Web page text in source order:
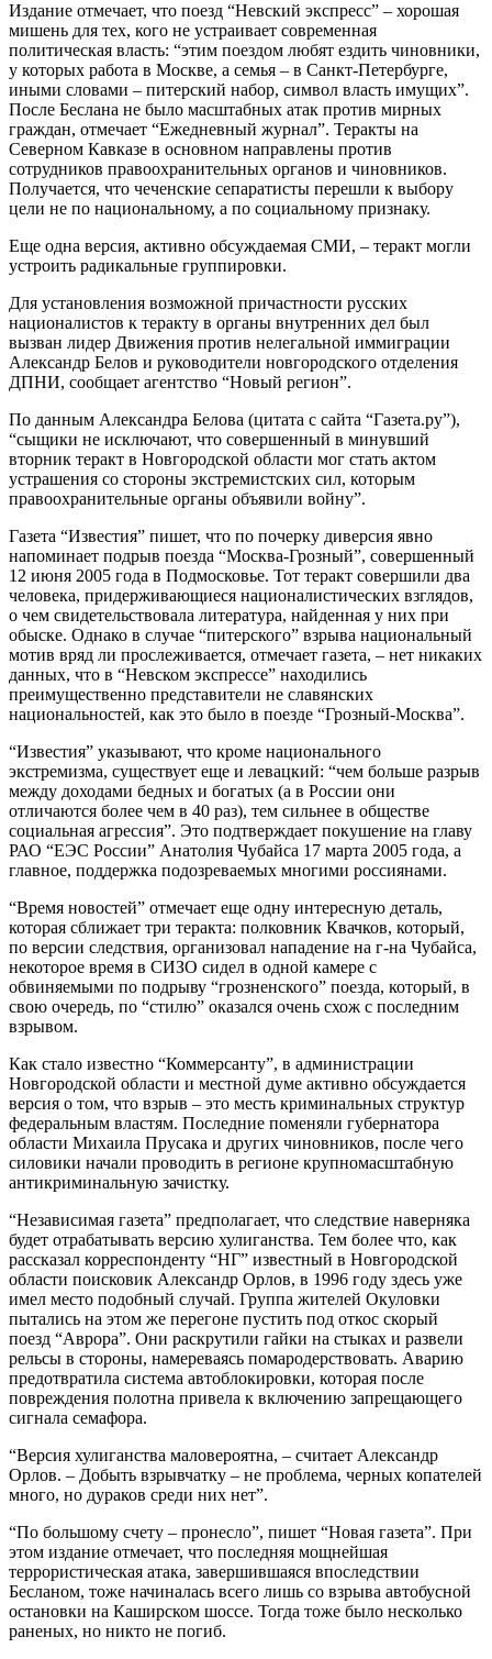
Издание отмечает, что поезд “Невский экспресс” – хорошая
мишень для тех, кого не устраивает современная
политическая власть: “этим поездом любят ездить чиновники,
у которых работа в Москве, а семья – в Санкт-Петербурге,
иными словами – питерский набор, символ власть имущих”.
После Беслана не было масштабных атак против мирных
граждан, отмечает “Ежедневный журнал”. Теракты на
Северном Кавказе в основном направлены против
сотрудников правоохранительных органов и чиновников.
Получается, что чеченские сепаратисты перешли к выбору
цели не по национальному, а по социальному признаку.
Еще одна версия, активно обсуждаемая СМИ, – теракт могли
устроить радикальные группировки.
Для установления возможной причастности русских
националистов к теракту в органы внутренних дел был
вызван лидер Движения против нелегальной иммиграции
Александр Белов и руководители новгородского отделения
ДПНИ, сообщает агентство “Новый регион”.
По данным Александра Белова (цитата с сайта “Газета.ру”),
“сыщики не исключают, что совершенный в минувший
вторник теракт в Новгородской области мог стать актом
устрашения со стороны экстремистских сил, которым
правоохранительные органы объявили войну”.
Газета “Известия” пишет, что по почерку диверсия явно
напоминает подрыв поезда “Москва-Грозный”, совершенный
12 июня 2005 года в Подмосковье. Тот теракт совершили два
человека, придерживающиеся националистических взглядов,
о чем свидетельствовала литература, найденная у них при
обыске. Однако в случае “питерского” взрыва национальный
мотив вряд ли прослеживается, отмечает газета, – нет никаких
данных, что в “Невском экспрессе” находились
преимущественно представители не славянских
национальностей, как это было в поезде “Грозный-Москва”.
“Известия” указывают, что кроме национального
экстремизма, существует еще и левацкий: “чем больше разрыв
между доходами бедных и богатых (а в России они
отличаются более чем в 40 раз), тем сильнее в обществе
социальная агрессия”. Это подтверждает покушение на главу
РАО “ЕЭС России” Анатолия Чубайса 17 марта 2005 года, а
главное, поддержка подозреваемых многими россиянами.
“Время новостей” отмечает еще одну интересную деталь,
которая сближает три теракта: полковник Квачков, который,
по версии следствия, организовал нападение на г-на Чубайса,
некоторое время в СИЗО сидел в одной камере с
обвиняемыми по подрыву “грозненского” поезда, который, в
свою очередь, по “стилю” оказался очень схож с последним
взрывом.
Как стало известно “Коммерсанту”, в администрации
Новгородской области и местной думе активно обсуждается
версия о том, что взрыв – это месть криминальных структур
федеральным властям. Последние поменяли губернатора
области Михаила Прусака и других чиновников, после чего
силовики начали проводить в регионе крупномасштабную
антикриминальную зачистку.
“Независимая газета” предполагает, что следствие наверняка
будет отрабатывать версию хулиганства. Тем более что, как
рассказал корреспонденту “НГ” известный в Новгородской
области поисковик Александр Орлов, в 1996 году здесь уже
имел место подобный случай. Группа жителей Окуловки
пытались на этом же перегоне пустить под откос скорый
поезд “Аврора”. Они раскрутили гайки на стыках и развели
рельсы в стороны, намереваясь помародерствовать. Аварию
предотвратила система автоблокировки, которая после
повреждения полотна привела к включению запрещающего
сигнала семафора.
“Версия хулиганства маловероятна, – считает Александр
Орлов. – Добыть взрывчатку – не проблема, черных копателей
много, но дураков среди них нет”.
“По большому счету – пронесло”, пишет “Новая газета”. При
этом издание отмечает, что последняя мощнейшая
террористическая атака, завершившаяся впоследствии
Бесланом, тоже начиналась всего лишь со взрыва автобусной
остановки на Каширском шоссе. Тогда тоже было несколько
раненых, но никто не погиб.